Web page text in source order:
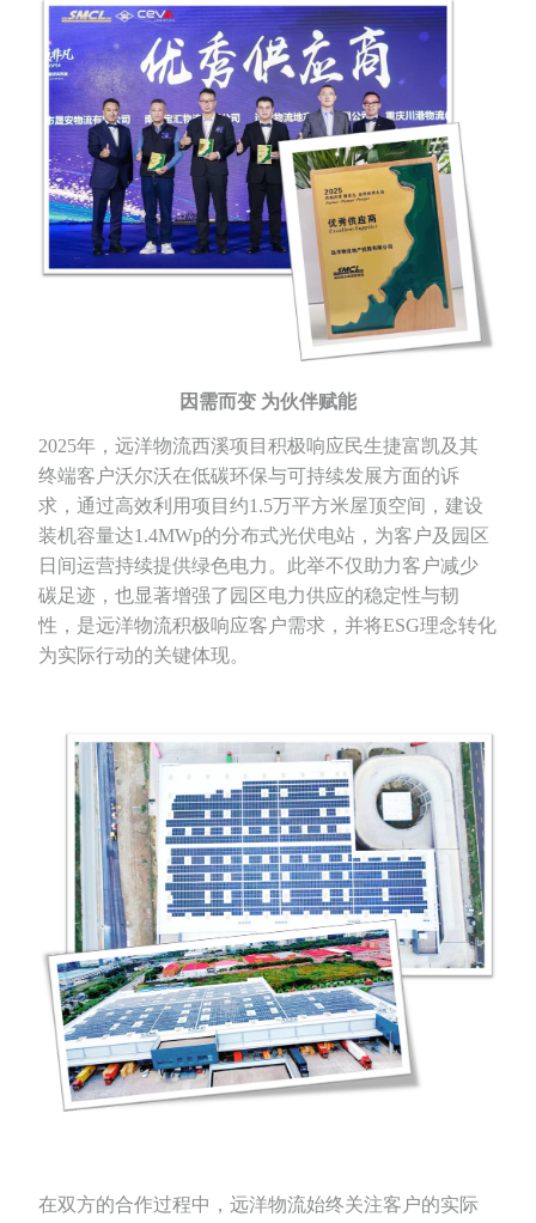
因需而变 为伙伴赋能
2025年，远洋物流西溪项目积极响应民生捷富凯及其
终端客户沃尔沃在低碳环保与可持续发展方面的诉
求，通过高效利用项目约1.5万平方米屋顶空间，建设
装机容量达1.4MWp的分布式光伏电站，为客户及园区
日间运营持续提供绿色电力。此举不仅助力客户减少
碳足迹，也显著增强了园区电力供应的稳定性与韧
性，是远洋物流积极响应客户需求，并将ESG理念转化
为实际行动的关键体现。
在双方的合作过程中，远洋物流始终关注客户的实际